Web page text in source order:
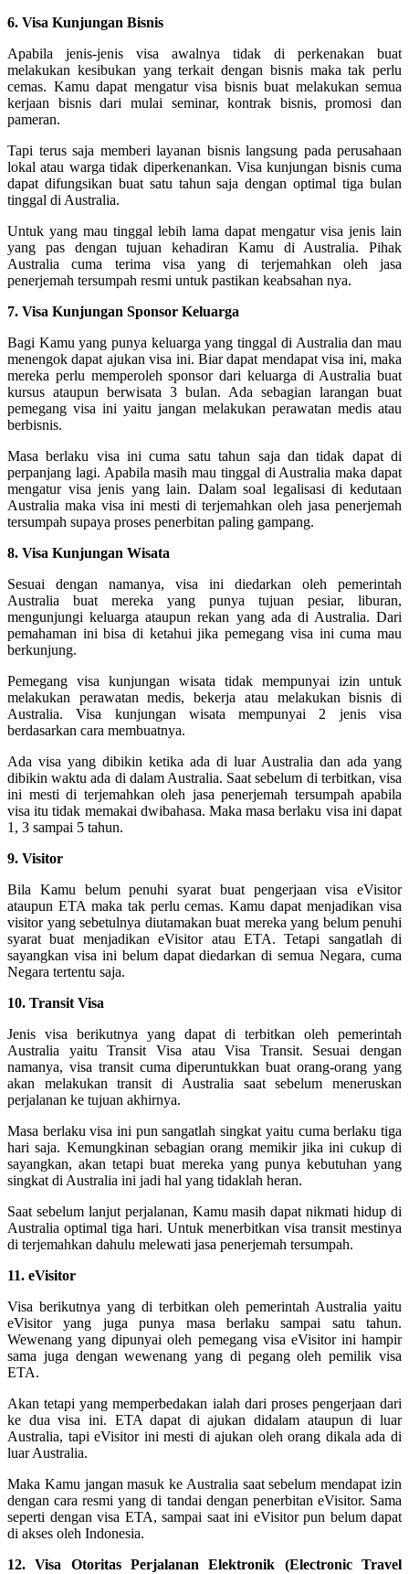
6. Visa Kunjungan Bisnis
Apabila jenis-jenis visa awalnya tidak di perkenakan buat
melakukan kesibukan yang terkait dengan bisnis maka tak perlu
cemas. Kamu dapat mengatur visa bisnis buat melakukan semua
kerjaan bisnis dari mulai seminar, kontrak bisnis, promosi dan
pameran.
Tapi terus saja memberi layanan bisnis langsung pada perusahaan
lokal atau warga tidak diperkenankan. Visa kunjungan bisnis cuma
dapat difungsikan buat satu tahun saja dengan optimal tiga bulan
tinggal di Australia.
Untuk yang mau tinggal lebih lama dapat mengatur visa jenis lain
yang pas dengan tujuan kehadiran Kamu di Australia. Pihak
Australia cuma terima visa yang di terjemahkan oleh jasa
penerjemah tersumpah resmi untuk pastikan keabsahan nya.
7. Visa Kunjungan Sponsor Keluarga
Bagi Kamu yang punya keluarga yang tinggal di Australia dan mau
menengok dapat ajukan visa ini. Biar dapat mendapat visa ini, maka
mereka perlu memperoleh sponsor dari keluarga di Australia buat
kursus ataupun berwisata 3 bulan. Ada sebagian larangan buat
pemegang visa ini yaitu jangan melakukan perawatan medis atau
berbisnis.
Masa berlaku visa ini cuma satu tahun saja dan tidak dapat di
perpanjang lagi. Apabila masih mau tinggal di Australia maka dapat
mengatur visa jenis yang lain. Dalam soal legalisasi di kedutaan
Australia maka visa ini mesti di terjemahkan oleh jasa penerjemah
tersumpah supaya proses penerbitan paling gampang.
8. Visa Kunjungan Wisata
Sesuai dengan namanya, visa ini diedarkan oleh pemerintah
Australia buat mereka yang punya tujuan pesiar, liburan,
mengunjungi keluarga ataupun rekan yang ada di Australia. Dari
pemahaman ini bisa di ketahui jika pemegang visa ini cuma mau
berkunjung.
Pemegang visa kunjungan wisata tidak mempunyai izin untuk
melakukan perawatan medis, bekerja atau melakukan bisnis di
Australia. Visa kunjungan wisata mempunyai 2 jenis visa
berdasarkan cara membuatnya.
Ada visa yang dibikin ketika ada di luar Australia dan ada yang
dibikin waktu ada di dalam Australia. Saat sebelum di terbitkan, visa
ini mesti di terjemahkan oleh jasa penerjemah tersumpah apabila
visa itu tidak memakai dwibahasa. Maka masa berlaku visa ini dapat
1, 3 sampai 5 tahun.
9. Visitor
Bila Kamu belum penuhi syarat buat pengerjaan visa eVisitor
ataupun ETA maka tak perlu cemas. Kamu dapat menjadikan visa
visitor yang sebetulnya diutamakan buat mereka yang belum penuhi
syarat buat menjadikan eVisitor atau ETA. Tetapi sangatlah di
sayangkan visa ini belum dapat diedarkan di semua Negara, cuma
Negara tertentu saja.
10. Transit Visa
Jenis visa berikutnya yang dapat di terbitkan oleh pemerintah
Australia yaitu Transit Visa atau Visa Transit. Sesuai dengan
namanya, visa transit cuma diperuntukkan buat orang-orang yang
akan melakukan transit di Australia saat sebelum meneruskan
perjalanan ke tujuan akhirnya.
Masa berlaku visa ini pun sangatlah singkat yaitu cuma berlaku tiga
hari saja. Kemungkinan sebagian orang memikir jika ini cukup di
sayangkan, akan tetapi buat mereka yang punya kebutuhan yang
singkat di Australia ini jadi hal yang tidaklah heran.
Saat sebelum lanjut perjalanan, Kamu masih dapat nikmati hidup di
Australia optimal tiga hari. Untuk menerbitkan visa transit mestinya
di terjemahkan dahulu melewati jasa penerjemah tersumpah.
11. eVisitor
Visa berikutnya yang di terbitkan oleh pemerintah Australia yaitu
eVisitor yang juga punya masa berlaku sampai satu tahun.
Wewenang yang dipunyai oleh pemegang visa eVisitor ini hampir
sama juga dengan wewenang yang di pegang oleh pemilik visa
ETA.
Akan tetapi yang memperbedakan ialah dari proses pengerjaan dari
ke dua visa ini. ETA dapat di ajukan didalam ataupun di luar
Australia, tapi eVisitor ini mesti di ajukan oleh orang dikala ada di
luar Australia.
Maka Kamu jangan masuk ke Australia saat sebelum mendapat izin
dengan cara resmi yang di tandai dengan penerbitan eVisitor. Sama
seperti dengan visa ETA, sampai saat ini eVisitor pun belum dapat
di akses oleh Indonesia.
12. Visa Otoritas Perjalanan Elektronik (Electronic Travel